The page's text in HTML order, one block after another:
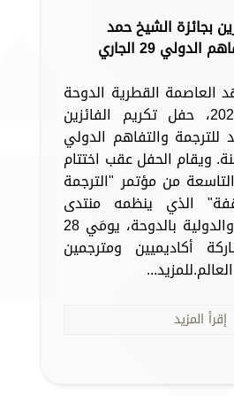
بجائزة الشيخ حمد
29 الجاري
العاصمة القطرية الدوحة
يوم 29 يناير 2023، حفل تكريم الفائزين
للترجمة والتفاهم الدولي
ويقام الحفل عقب اختتام
من مؤتمر "الترجمة
الذي ينظمه منتدى
العلاقات العربية والدولية بالدوحة، يومَي 28
أكاديميين ومترجمين
إقرأ المزيد